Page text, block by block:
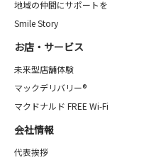
地域の仲間にサポートを
Smile Story
お店・サービス
未来型店舗体験
マックデリバリー®
マクドナルド FREE Wi-Fi
会社情報
代表挨拶